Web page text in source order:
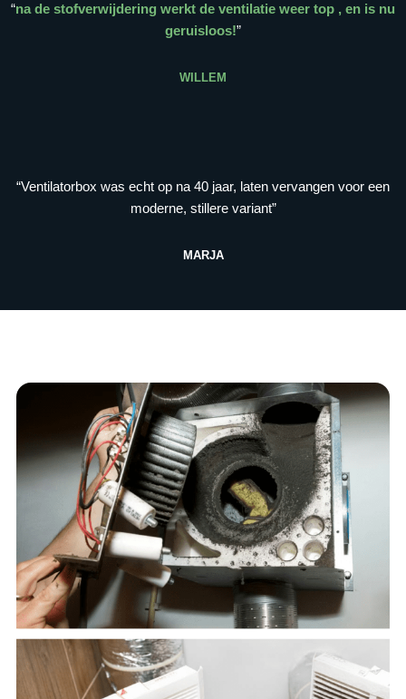
“na de stofverwijdering werkt de ventilatie weer top , en is nu
geruisloos!”
WILLEM
“Ventilatorbox was echt op na 40 jaar, laten vervangen voor een
moderne, stillere variant”
MARJA